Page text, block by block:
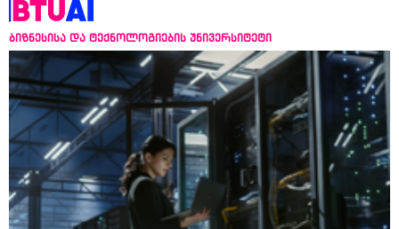
ბიზნესისა და ტექნოლოგიების უნივერსიტეტი